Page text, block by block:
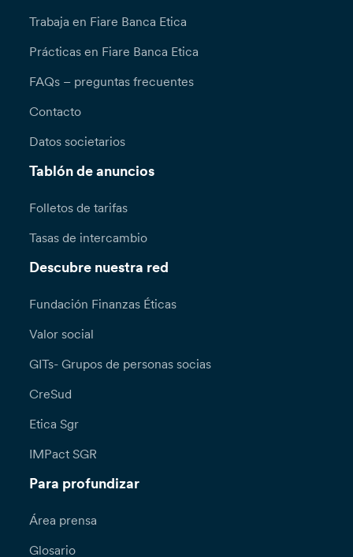
Trabaja en Fiare Banca Etica
Prácticas en Fiare Banca Etica
FAQs – preguntas frecuentes
Contacto
Datos societarios
Tablón de anuncios
Folletos de tarifas
Tasas de intercambio
Descubre nuestra red
Fundación Finanzas Éticas
Valor social
GITs- Grupos de personas socias
CreSud
Etica Sgr
IMPact SGR
Para profundizar
Área prensa
Glosario